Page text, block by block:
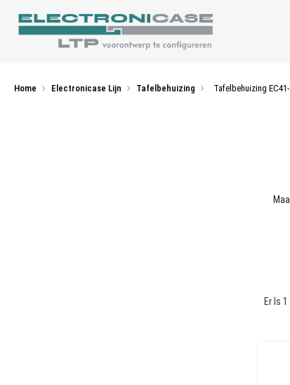
Home Electronicase Lijn Tafelbehuizing Tafelbehuizing
Er Is